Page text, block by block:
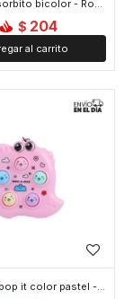
Vaso con sorbito bicolor - Rosado
$ 204
Fidget toy pop it color pastel - Rosado